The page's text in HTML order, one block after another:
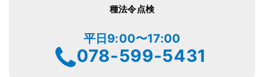
種法令点検
平日9:00〜17:00
078-599-5431